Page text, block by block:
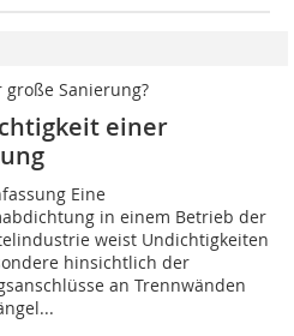
Sanierung?
einer
Eine
in einem Betrieb der
weist Undichtigkeiten
hinsichtlich der
an Trennwänden